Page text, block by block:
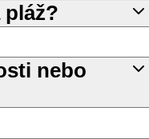
pláž?
nebo